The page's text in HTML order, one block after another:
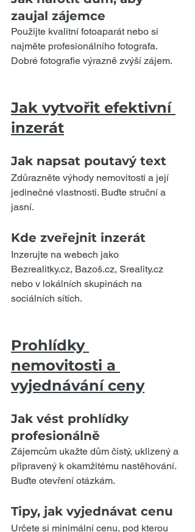
zaujal zájemce
Použijte kvalitní fotoaparát nebo si
najměte profesionálního fotografa.
Dobré fotografie výrazně zvýší zájem.
Jak vytvořit efektivní
inzerát
Jak napsat poutavý text
Zdůrazněte výhody nemovitosti a její
jedinečné vlastnosti. Buďte struční a
jasní.
Kde zveřejnit inzerát
Inzerujte na webech jako
Bezrealitky.cz, Bazoš.cz, Sreality.cz
nebo v lokálních skupinách na
sociálních sítích.
Prohlídky
nemovitosti a
vyjednávání ceny
Jak vést prohlídky
profesionálně
Zájemcům ukažte dům čistý, uklizený a
připravený k okamžitému nastěhování.
Buďte otevření otázkám.
Tipy, jak vyjednávat cenu
Určete si minimální cenu, pod kterou